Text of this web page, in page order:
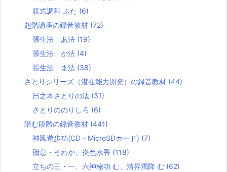
収式調和 ふた (6)
超階講座の録音教材 (72)
張生法 あ法 (19)
張生法 か法 (4)
張生法 ま法 (38)
さとりシリーズ（潜在能力開発）の録音教材 (44)
日之本さとりの法 (31)
さとりののりしろ (6)
階む段階の録音教材 (441)
神鳳遊歩功(CD・MicroSDカード) (7)
胎息・そわか、炎色水香 (118)
立ちの三・一、六神秘功 む、清昇濁降 む (62)